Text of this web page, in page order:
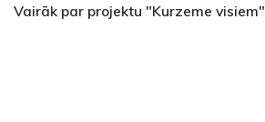
Vairāk par projektu "Kurzeme visiem"